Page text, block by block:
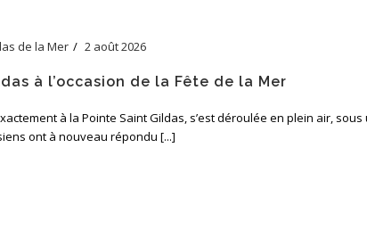
de la Mer 2 août 2026
à l’occasion de la Fête de la Mer
à la Pointe Saint Gildas, s’est déroulée en plein air, sous
ont à nouveau répondu [...]